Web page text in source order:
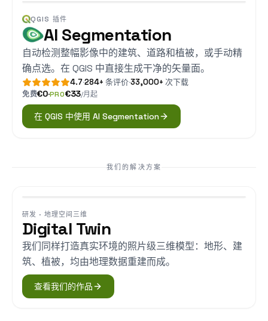
QGIS 插件
AI Segmentation
自动检测整幅影像中的建筑、道路和植被，或手动精
确点选。在 QGIS 中直接生成干净的矢量面。
4.7·284+ 条评价·33,000+ 次下载
免费€0·PRO€33/月起
在 QGIS 中使用 AI Segmentation
我们的解决方案
研发 · 地理空间三维
Digital Twin
我们同样打造真实环境的照片级三维模型：地形、建
筑、植被，均由地理数据重建而成。
查看我们的作品